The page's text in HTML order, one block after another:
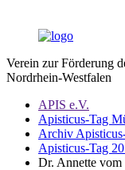
Verein zur Förderung
Nordrhein-Westfalen
APIS e.V.
Apisticus-Tag
Archiv
Apisticus-Tag
Dr. Annette vom